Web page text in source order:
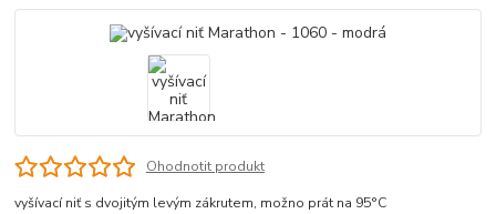
Ohodnotit produkt
vyšívací niť s dvojitým levým zákrutem, možno prát na 95°C